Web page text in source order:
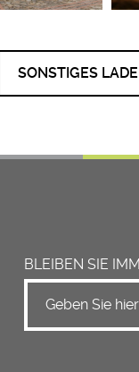
SONSTIGES
BLEIBEN SIE